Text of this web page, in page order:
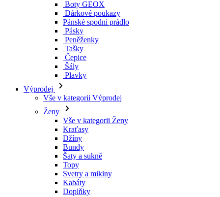
Boty GEOX
Dárkové poukazy
Pánské spodní prádlo
Pásky
Peněženky
Tašky
Čepice
Šály
Plavky
Výprodej
Vše v kategorii Výprodej
Ženy
Vše v kategorii Ženy
Kraťasy
Džíny
Bundy
Šaty a sukně
Topy
Svetry a mikiny
Kabáty
Doplňky